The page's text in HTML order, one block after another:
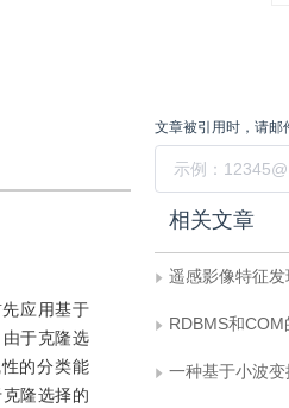
应用基于
于克隆选
的分类能
隆选择的
文章被引用时，请邮
相关文章
遥感影像特征发现
RDBMS和COM的海量遥
一种基于小波